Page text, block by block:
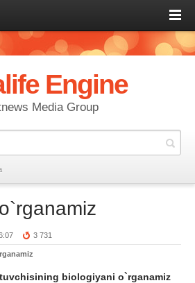
Engine
Media Group
3 731
biologiyani o`rganamiz